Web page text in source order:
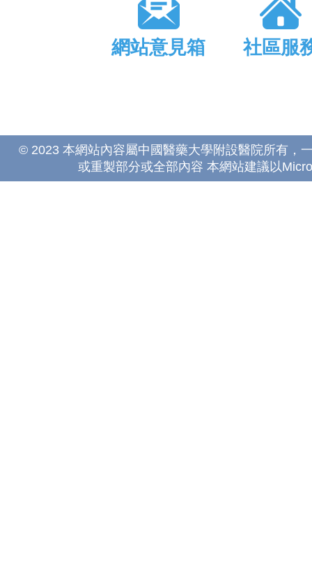
網站意見箱 社區服
© 2023 本網站內容屬中國醫藥大學附設醫院所有，
或重製部分或全部內容 本網站建議以